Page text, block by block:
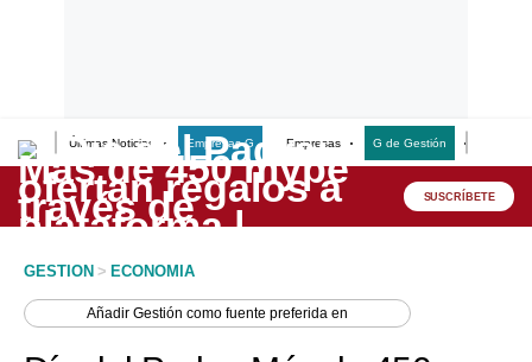
Últimas Noticias Empresas G Empresas G de Gestión
Lo último
Peru Quiosco SUSCRÍBETE
GESTION > ECONOMIA
AñadirGestión como fuente preferida en